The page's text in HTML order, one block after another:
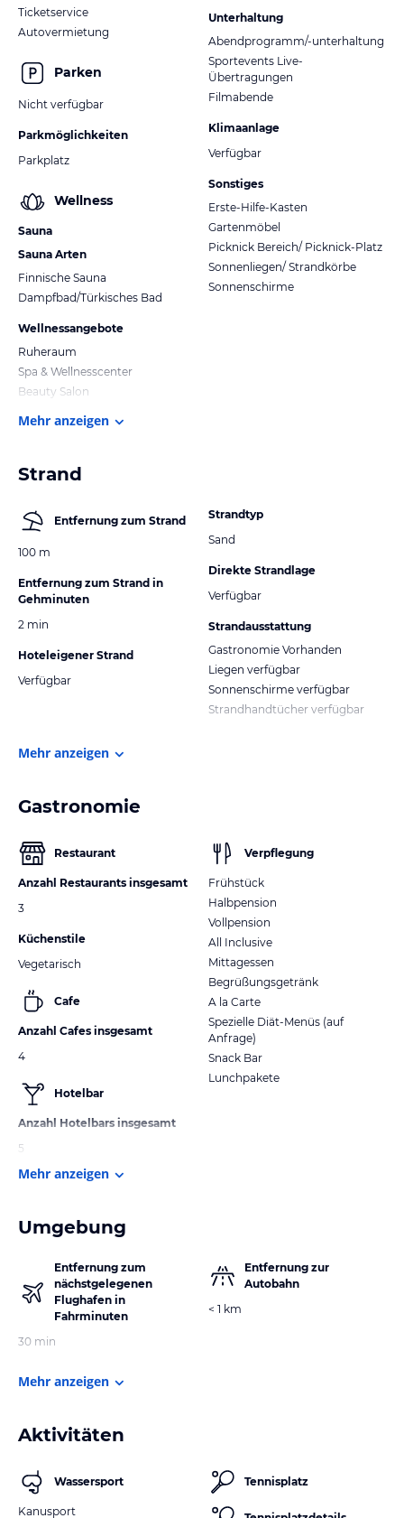
Ticketservice
Autovermietung
Parken
Nicht verfügbar
Parkmöglichkeiten
Parkplatz
Wellness
Sauna
Sauna Arten
Finnische Sauna
Dampfbad/Türkisches Bad
Wellnessangebote
Ruheraum
Spa & Wellnesscenter
Beauty Salon
Unterhaltung
Abendprogramm/-unterhaltung
Sportevents Live-
Übertragungen
Filmabende
Klimaanlage
Verfügbar
Sonstiges
Erste-Hilfe-Kasten
Gartenmöbel
Picknick Bereich/ Picknick-Platz
Sonnenliegen/ Strandkörbe
Sonnenschirme
Mehr anzeigen
Strand
Entfernung zum Strand
100 m
Entfernung zum Strand in
Gehminuten
2 min
Hoteleigener Strand
Verfügbar
Strandtyp
Sand
Direkte Strandlage
Verfügbar
Strandausstattung
Gastronomie Vorhanden
Liegen verfügbar
Sonnenschirme verfügbar
Strandhandtücher verfügbar
Mehr anzeigen
Gastronomie
Restaurant
Anzahl Restaurants insgesamt
3
Küchenstile
Vegetarisch
Cafe
Anzahl Cafes insgesamt
4
Hotelbar
Anzahl Hotelbars insgesamt
5
Verpflegung
Frühstück
Halbpension
Vollpension
All Inclusive
Mittagessen
Begrüßungsgetränk
A la Carte
Spezielle Diät-Menüs (auf
Anfrage)
Snack Bar
Lunchpakete
Mehr anzeigen
Umgebung
Entfernung zum
nächstgelegenen
Flughafen in
Fahrminuten
30 min
Entfernung zur
Autobahn
< 1 km
Mehr anzeigen
Aktivitäten
Wassersport
Kanusport
Tennisplatz